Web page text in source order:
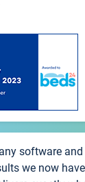
software
we now